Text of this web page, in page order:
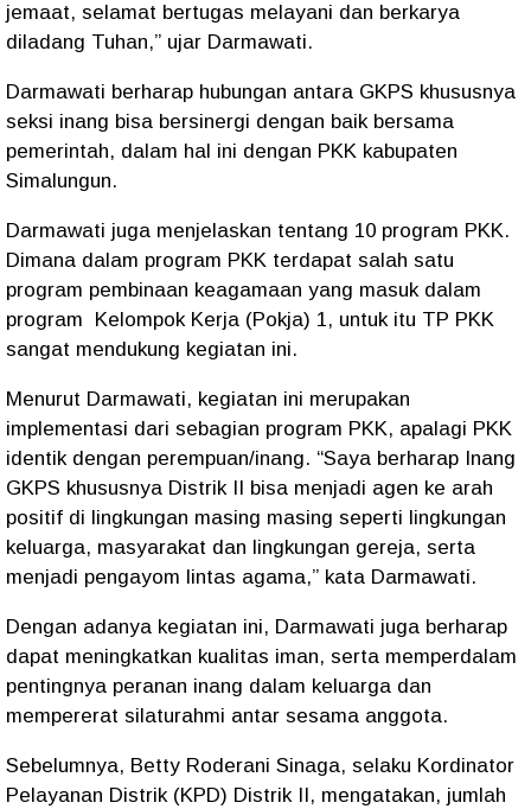
jemaat, selamat bertugas melayani dan berkarya
diladang Tuhan,” ujar Darmawati.
Darmawati berharap hubungan antara GKPS khususnya
seksi inang bisa bersinergi dengan baik bersama
pemerintah, dalam hal ini dengan PKK kabupaten
Simalungun.
Darmawati juga menjelaskan tentang 10 program PKK.
Dimana dalam program PKK terdapat salah satu
program pembinaan keagamaan yang masuk dalam
program Kelompok Kerja (Pokja) 1, untuk itu TP PKK
sangat mendukung kegiatan ini.
Menurut Darmawati, kegiatan ini merupakan
implementasi dari sebagian program PKK, apalagi PKK
identik dengan perempuan/inang. “Saya berharap Inang
GKPS khususnya Distrik II bisa menjadi agen ke arah
positif di lingkungan masing masing seperti lingkungan
keluarga, masyarakat dan lingkungan gereja, serta
menjadi pengayom lintas agama,” kata Darmawati.
Dengan adanya kegiatan ini, Darmawati juga berharap
dapat meningkatkan kualitas iman, serta memperdalam
pentingnya peranan inang dalam keluarga dan
mempererat silaturahmi antar sesama anggota.
Sebelumnya, Betty Roderani Sinaga, selaku Kordinator
Pelayanan Distrik (KPD) Distrik II, mengatakan, jumlah